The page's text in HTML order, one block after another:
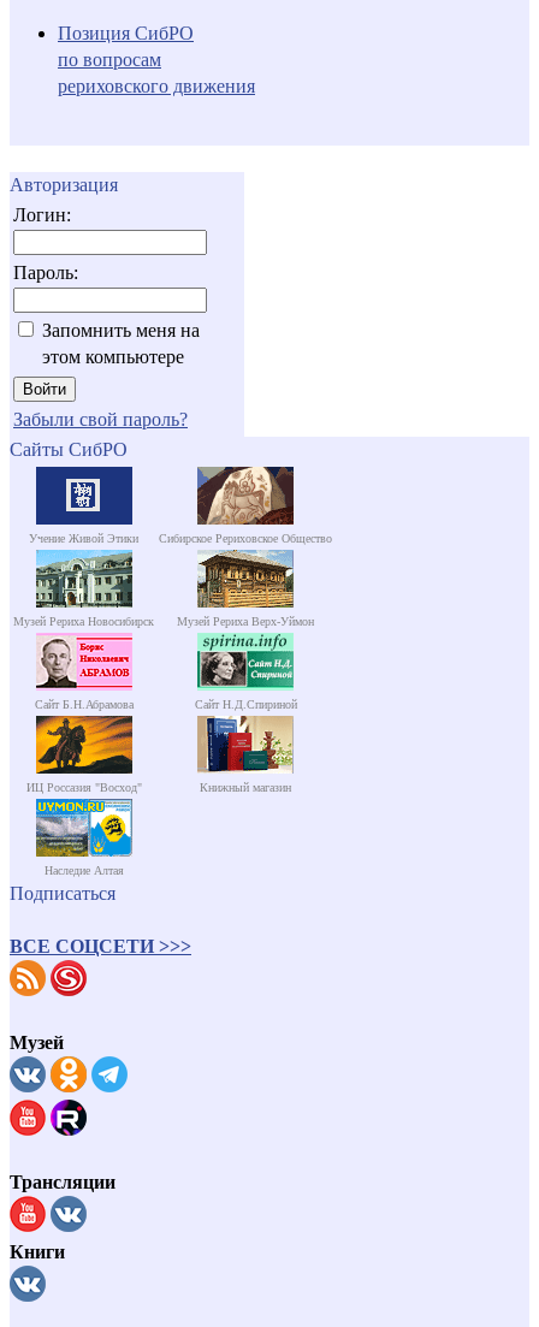
Позиция СибРО
по вопросам
рериховского движения
Авторизация
Логин:
Пароль:
Запомнить меня на
этом компьютере
Забыли свой пароль?
Сайты СибРО
Учение Живой Этики Сибирское Рериховское Общество
Музей Рериха Новосибирск Музей Рериха Верх-Уймон
Сайт Б.Н.Абрамова Сайт Н.Д.Спириной
ИЦ Россазия "Восход" Книжный магазин
Наследие Алтая
Подписаться
ВСЕ СОЦСЕТИ >>>
Музей
Трансляции
Книги